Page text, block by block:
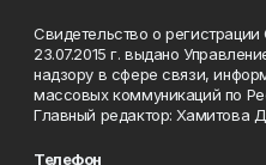
Свидетельство о
23.07.2015 г. выдано
надзору в сфере связи,
массовых коммуникаций по
Главный редактор: Хамитова
Телефон